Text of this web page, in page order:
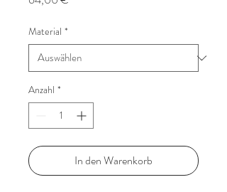
Material *
Anzahl *
In den Warenkorb